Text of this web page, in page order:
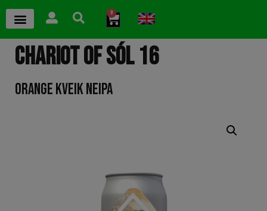
0
CHARIOT OF SÓL 16
ORANGE KVEIK NEIPA